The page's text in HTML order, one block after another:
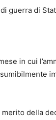
guerra di
in cui
della